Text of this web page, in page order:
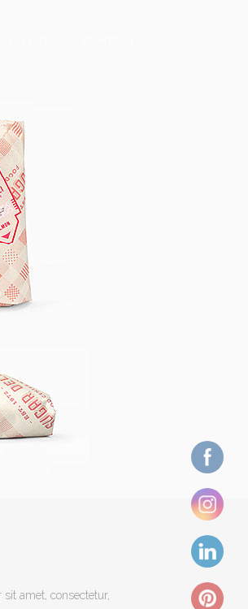
amet, consectetur,